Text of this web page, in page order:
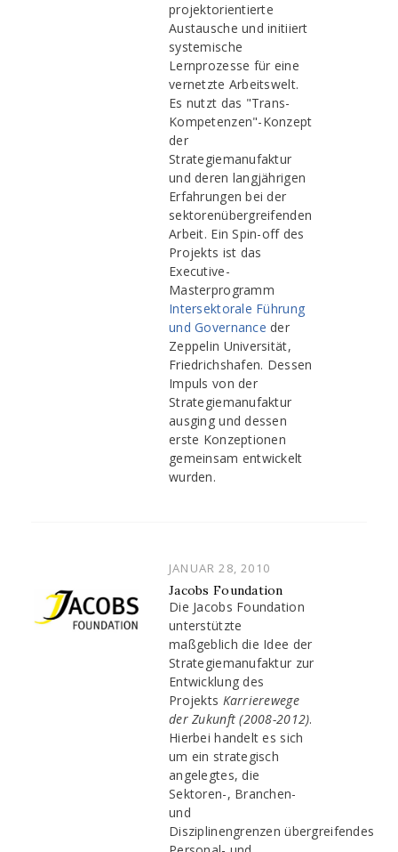
projektorientierte
Austausche und initiiert
systemische
Lernprozesse für eine
vernetzte Arbeitswelt.
Es nutzt das "Trans-
Kompetenzen"-Konzept
der
Strategiemanufaktur
und deren langjährigen
Erfahrungen bei der
sektorenübergreifenden
Arbeit. Ein Spin-off des
Projekts ist das
Executive-
Masterprogramm
Intersektorale Führung
und Governance der
Zeppelin Universität,
Friedrichshafen. Dessen
Impuls von der
Strategiemanufaktur
ausging und dessen
erste Konzeptionen
gemeinsam entwickelt
wurden.
POSTED
ON
JANUAR 28, 2010
Jacobs Foundation
Die Jacobs Foundation
unterstützte
maßgeblich die Idee der
Strategiemanufaktur zur
Entwicklung des
Projekts Karrierewege
der Zukunft (2008-2012).
Hierbei handelt es sich
um ein strategisch
angelegtes, die
Sektoren-, Branchen-
und
Disziplinengrenzen übergreifendes